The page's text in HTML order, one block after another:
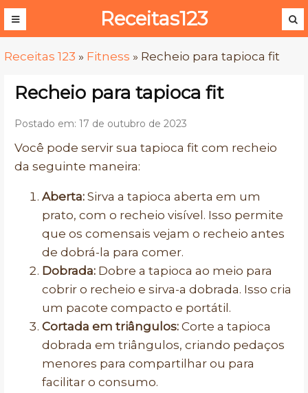
Receitas123
Receitas 123 » Fitness » Recheio para tapioca fit
Recheio para tapioca fit
Postado em: 17 de outubro de 2023
Você pode servir sua tapioca fit com recheio
da seguinte maneira:
Aberta: Sirva a tapioca aberta em um
prato, com o recheio visível. Isso permite
que os comensais vejam o recheio antes
de dobrá-la para comer.
Dobrada: Dobre a tapioca ao meio para
cobrir o recheio e sirva-a dobrada. Isso cria
um pacote compacto e portátil.
Cortada em triângulos: Corte a tapioca
dobrada em triângulos, criando pedaços
menores para compartilhar ou para
facilitar o consumo.